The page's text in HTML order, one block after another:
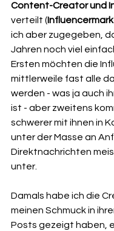
Content-Creator und
verteilt (
ich aber zugegeben,
Jahren noch viel
Ersten möchten die
mittlerweile fast alle
werden - was ja auch
ist - aber zweitens
schwerer mit ihnen in
unter der Masse an
Direktnachrichten
unter.
Damals habe ich die
meinen Schmuck in
Posts gezeigt haben,